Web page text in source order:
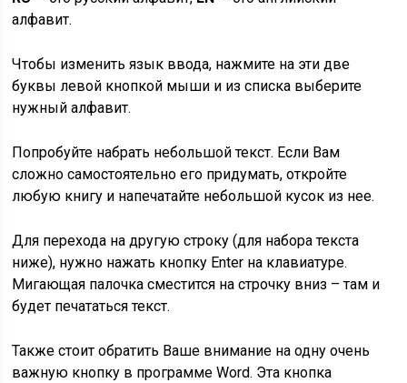
алфавит.
Чтобы изменить язык ввода, нажмите на эти две
буквы левой кнопкой мыши и из списка выберите
нужный алфавит.
Попробуйте набрать небольшой текст. Если Вам
сложно самостоятельно его придумать, откройте
любую книгу и напечатайте небольшой кусок из нее.
Для перехода на другую строку (для набора текста
ниже), нужно нажать кнопку Enter на клавиатуре.
Мигающая палочка сместится на строчку вниз – там и
будет печататься текст.
Также стоит обратить Ваше внимание на одну очень
важную кнопку в программе Word. Эта кнопка